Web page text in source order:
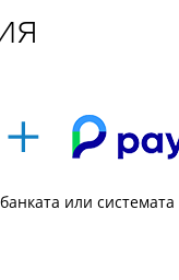
или системата